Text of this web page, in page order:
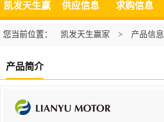
凯发天生赢
家
供应信息 求购信息
您当前位置： 凯发天生赢家 > 产品信息
产品简介